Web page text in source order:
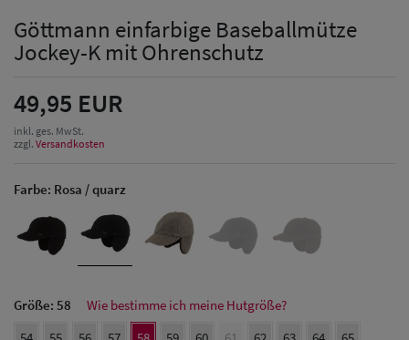
Herren Caps
Herren
Göttmann einfarbige Baseballmütze
Jockey-K mit Ohrenschutz
49,95 EUR
inkl. ges. MwSt.
zzgl. Versandkosten
Farbe: Rosa / quarz
Größe: 58
Wie bestimme ich meine Hutgröße?